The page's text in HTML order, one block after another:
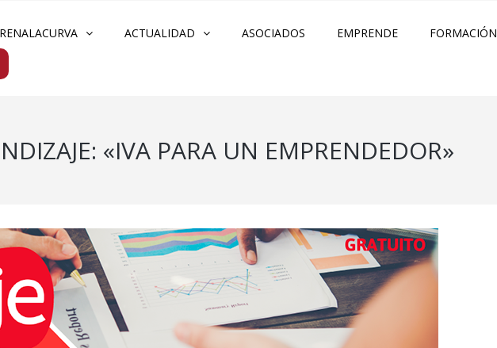
ACTUALIDAD ASOCIADOS EMPRENDE FORMACIÓN
«IVA PARA UN EMPRENDEDOR»